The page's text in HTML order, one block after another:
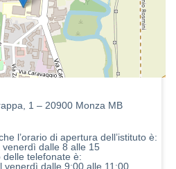
1 – 20900 Monza MB
l’orario di apertura dell’istituto è:
dalle 8 alle 15
delle telefonate è:
venerdì dalle 9:00 alle 11:00